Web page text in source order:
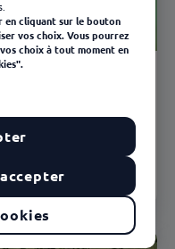
en longue maladie
cliquant sur le bouton
vos choix. Vous pourrez
choix à tout moment en